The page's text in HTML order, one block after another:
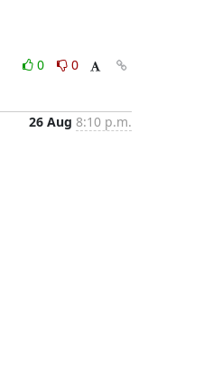
0
0
26 Aug 8:10 p.m.